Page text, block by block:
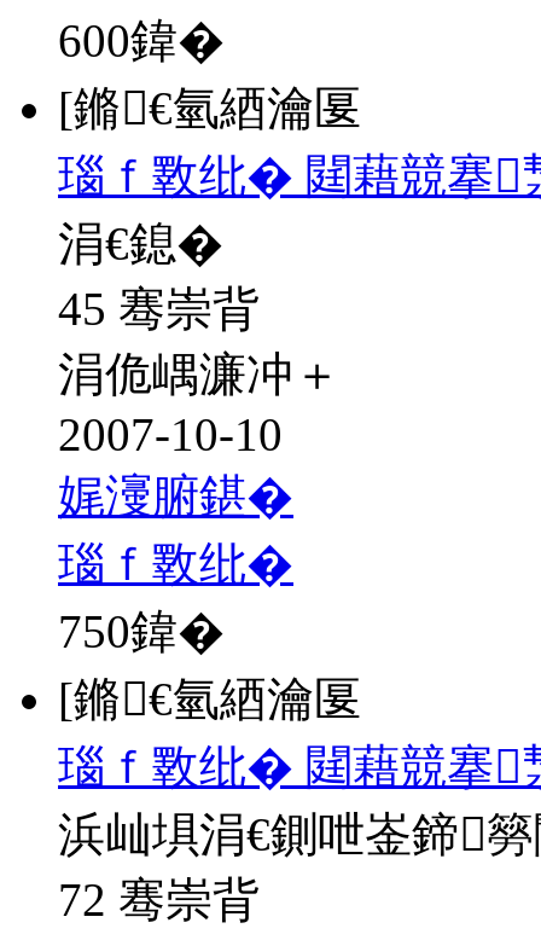
600鍏�
[鏅€氫綇瀹匽
瑙ｆ斁纰� 閮藉競搴
涓€鎴�
45 骞崇背
涓佹嵎濂冲＋
2007-10-10
娓濅腑鍖�
瑙ｆ斁纰�
750鍏�
[鏅€氫綇瀹匽
瑙ｆ斁纰� 閮藉競搴
浜屾埧涓€鍘呭崟鍗
72 骞崇背